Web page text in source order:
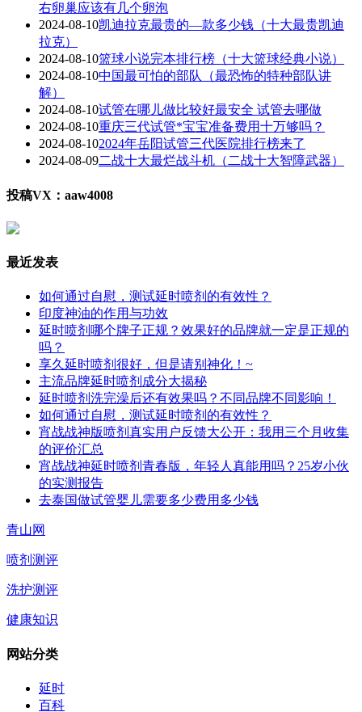
右卵巢应该有几个卵泡
2024-08-10凯迪拉克最贵的—款多少钱（十大最贵凯迪
拉克）
2024-08-10篮球小说完本排行榜（十大篮球经典小说）
2024-08-10中国最可怕的部队（最恐怖的特种部队讲
解）
2024-08-10试管在哪儿做比较好最安全 试管去哪做
2024-08-10重庆三代试管*宝宝准备费用十万够吗？
2024-08-102024年岳阳试管三代医院排行榜来了
2024-08-09二战十大最烂战斗机（二战十大智障武器）
投稿VX：aaw4008
最近发表
如何通过自慰，测试延时喷剂的有效性？
印度神油的作用与功效
延时喷剂哪个牌子正规？效果好的品牌就一定是正规的
吗？
享久延时喷剂很好，但是请别神化！~
主流品牌延时喷剂成分大揭秘
延时喷剂洗完澡后还有效果吗？不同品牌不同影响！
如何通过自慰，测试延时喷剂的有效性？
宵战战神版喷剂真实用户反馈大公开：我用三个月收集
的评价汇总
宵战战神延时喷剂青春版，年轻人真能用吗？25岁小伙
的实测报告
去泰国做试管婴儿需要多少费用多少钱
青山网
喷剂测评
洗护测评
健康知识
网站分类
延时
百科